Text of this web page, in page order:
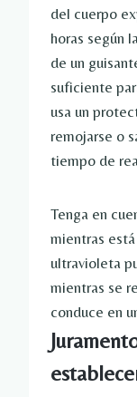
del cuerpo
horas según
de un
suficiente
usa un
remojarse o
tiempo de
Tenga en
mientras
ultravioleta
mientras se
conduce en